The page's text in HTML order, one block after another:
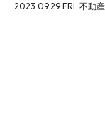
2023.09.29 FRI 不動